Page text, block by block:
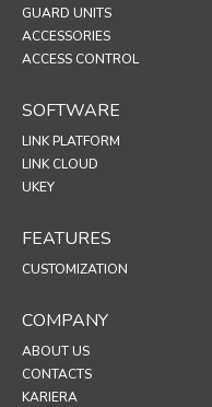
GUARD UNITS
ACCESSORIES
ACCESS CONTROL
SOFTWARE
LINK PLATFORM
LINK CLOUD
UKEY
FEATURES
CUSTOMIZATION
COMPANY
ABOUT US
CONTACTS
KARIERA